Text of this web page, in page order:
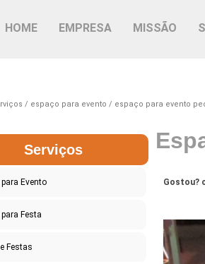
HOME EMPRESA MISSÃO
espaço para evento espaço para evento
Serviços
Evento
Festa
Festas
Gostou?